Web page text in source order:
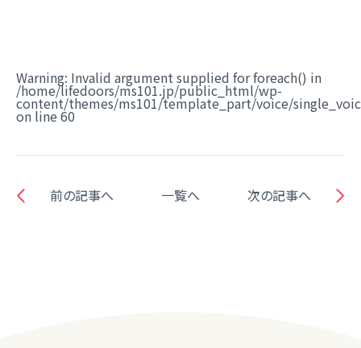
Warning: Invalid argument supplied for foreach() in
/home/lifedoors/ms101.jp/public_html/wp-
content/themes/ms101/template_part/voice/
on line 60
前の記事へ 一覧へ 次の記事へ